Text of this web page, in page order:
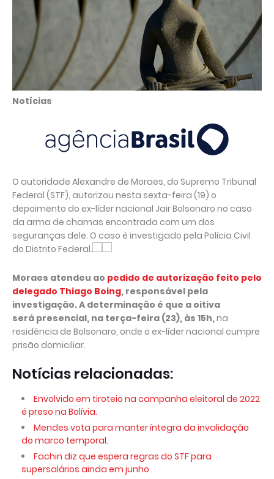
Notícias
O autoridade Alexandre de Moraes, do Supremo Tribunal
Federal (STF), autorizou nesta sexta-feira (19) o
depoimento do ex-líder nacional Jair Bolsonaro no caso
da arma de chamas encontrada com um dos
seguranças dele. O caso é investigado pela Polícia Civil
do Distrito Federal.
Moraes atendeu ao pedido de autorização feito pelo
delegado Thiago Boing, responsável pela
investigação. A determinação é que a oitiva
será presencial, na terça-feira (23), às 15h,na
residência de Bolsonaro, onde o ex-líder nacional cumpre
prisão domiciliar.
Notícias relacionadas:
Envolvido em tiroteio na campanha eleitoral de 2022
é preso na Bolívia.
Mendes vota para manter íntegra da invalidação
do marco temporal.
Fachin diz que espera regras do STF para
supersalários ainda em junho .